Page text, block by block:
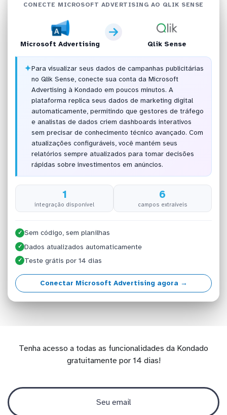
CONECTE MICROSOFT ADVERTISING AO QLIK SENSE
Microsoft Advertising Qlik Sense
✦Para visualizar seus dados de campanhas publicitárias
no Qlik Sense, conecte sua conta da Microsoft
Advertising à Kondado em poucos minutos. A
plataforma replica seus dados de marketing digital
automaticamente, permitindo que gestores de tráfego
e analistas de dados criem dashboards interativos
sem precisar de conhecimento técnico avançado. Com
atualizações configuráveis, você mantém seus
relatórios sempre atualizados para tomar decisões
rápidas sobre investimentos em anúncios.
1
integração disponível
6
campos extraíveis
✓ Sem código, sem planilhas
✓ Dados atualizados automaticamente
✓ Teste grátis por 14 dias
Conectar Microsoft Advertising agora →
Tenha acesso a todas as funcionalidades da Kondado
gratuitamente por 14 dias!